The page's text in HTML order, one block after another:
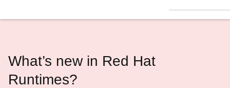
言
What’s new in Red Hat
Runtimes?